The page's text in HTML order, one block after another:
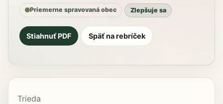
Priemerne spravovaná obec Zlepšuje sa
Stiahnuť PDF Späť na rebríček
Trieda